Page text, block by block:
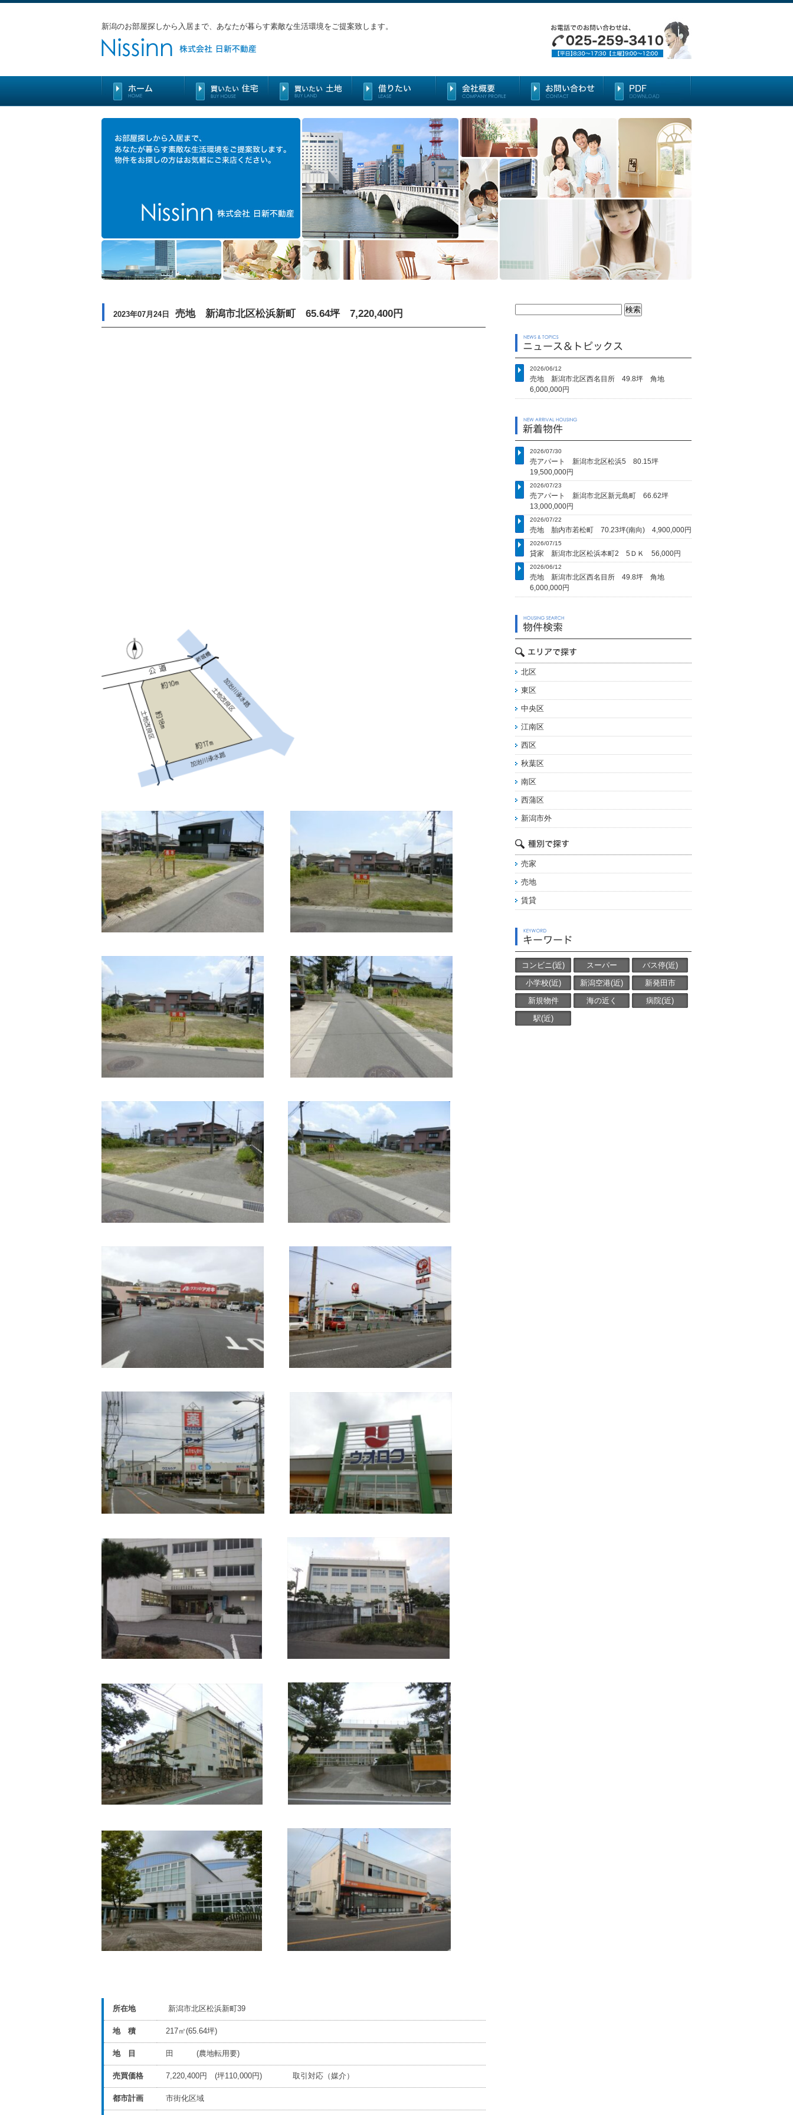
新潟のお部屋探しから入居まで、あなたが暮らす素敵な生活環境をご提案致します。
2023年07月24日 売地 新潟市北区松浜新町 65.64坪 7,220,400円
所在地 新潟市北区松浜新町39
地 積 217㎡(65.64坪)
地 目 田 (農地転用要)
売買価格 7,220,400円 (坪110,000円) 取引対応（媒介）
都市計画 市街化区域
2026/06/12
売地 新潟市北区西名目所 49.8坪 角地
6,000,000円
2026/07/30
売アパート 新潟市北区松浜5 80.15坪
19,500,000円
2026/07/23
売アパート 新潟市北区新元島町 66.62坪
13,000,000円
2026/07/22
売地 胎内市若松町 70.23坪(南向) 4,900,000円
2026/07/15
貸家 新潟市北区松浜本町2 5ＤＫ 56,000円
2026/06/12
売地 新潟市北区西名目所 49.8坪 角地
6,000,000円
北区
東区
中央区
江南区
西区
秋葉区
南区
西蒲区
新潟市外
売家
売地
賃貸
コンビニ(近) スーパー
バス停(近)
小学校(近)
新潟空港(近)
新発田市
新規物件
海の近く
病院(近)
駅(近)